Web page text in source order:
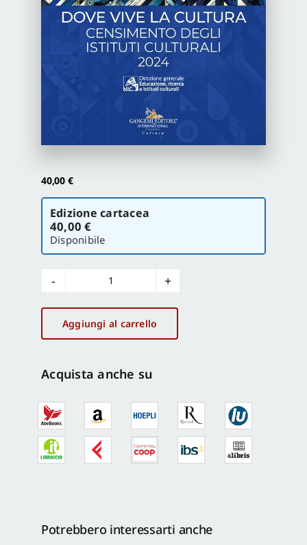
Proposte di pubblicazione
Newsletter
40,00 €
Scegli
versione
Edizione cartacea
40,00 €
Disponibile
Censimento
degli
Istituti
culturali
quantità
Aggiungi al carrello
Acquista anche su
Potrebbero interessarti anche